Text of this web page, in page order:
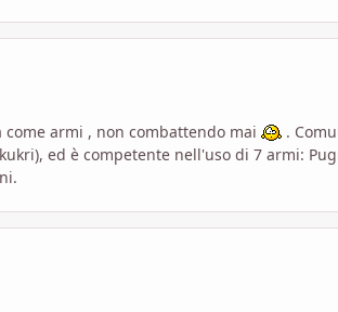
armi , non combattendo mai
.
ed è competente nell'uso di 7 armi: